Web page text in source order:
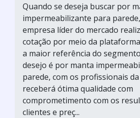
Quando se deseja buscar por
impermeabilizante para
empresa líder do mercado
cotação por meio da
a maior referência do
desejo é por manta
parede, com os profissionais
receberá ótima qualidade com
comprometimento com os
clientes e preç...